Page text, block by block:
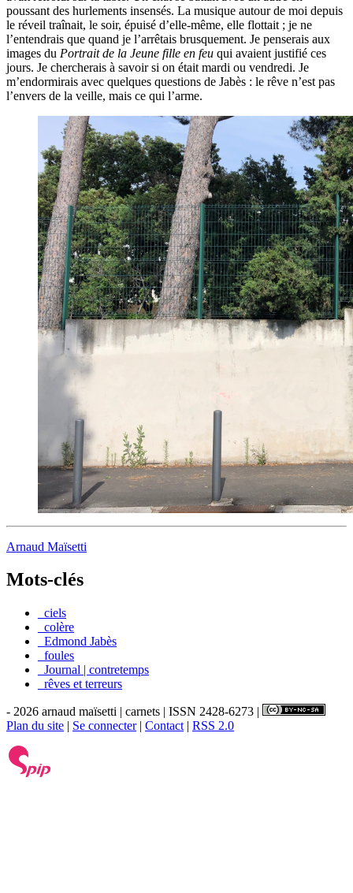
poussant des hurlements insensés. La musique autour de moi depuis
le réveil traînait, le soir, épuisé d’elle-même, elle flottait ; je ne
l’entendrais que quand je l’arrêtais brusquement. Je penserais aux
images du Portrait de la Jeune fille en feu qui avaient justifié ces
jours. Je chercherais à savoir si on était mardi ou vendredi. Je
m’endormirais avec quelques questions de Jabès : le rêve n’est pas
l’envers de la veille, mais ce qui l’arme.
Arnaud Maïsetti
Mots-clés
_ciels
_colère
_Edmond Jabès
_foules
_Journal | contretemps
_rêves et terreurs
- 2026 arnaud maïsetti | carnets | ISSN 2428-6273 |
Plan du site | Se connecter| Contact | RSS 2.0